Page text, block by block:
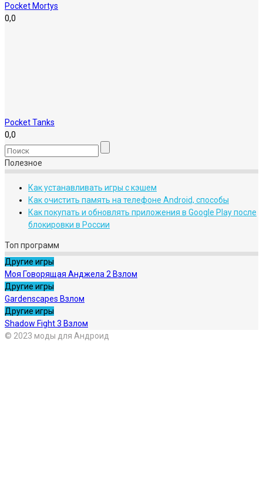
Pocket Mortys
0,0
Pocket Tanks
0,0
Полезное
Как устанавливать игры с кэшем
Как очистить память на телефоне Android, способы
Как покупать и обновлять приложения в Google Play после
блокировки в России
Топ программ
Другие игры
Моя Говорящая Анджела 2 Взлом
Другие игры
Gardenscapes Взлом
Другие игры
Shadow Fight 3 Взлом
© 2023 моды для Андроид